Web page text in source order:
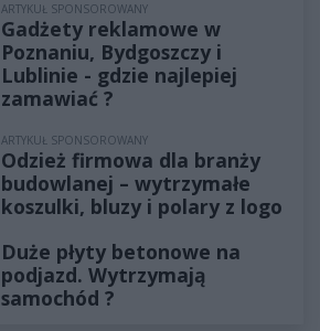
ARTYKUŁ SPONSOROWANY
Gadżety reklamowe w
Poznaniu, Bydgoszczy i
Lublinie - gdzie najlepiej
zamawiać ?
ARTYKUŁ SPONSOROWANY
Odzież firmowa dla branży
budowlanej – wytrzymałe
koszulki, bluzy i polary z logo
Duże płyty betonowe na
podjazd. Wytrzymają
samochód ?